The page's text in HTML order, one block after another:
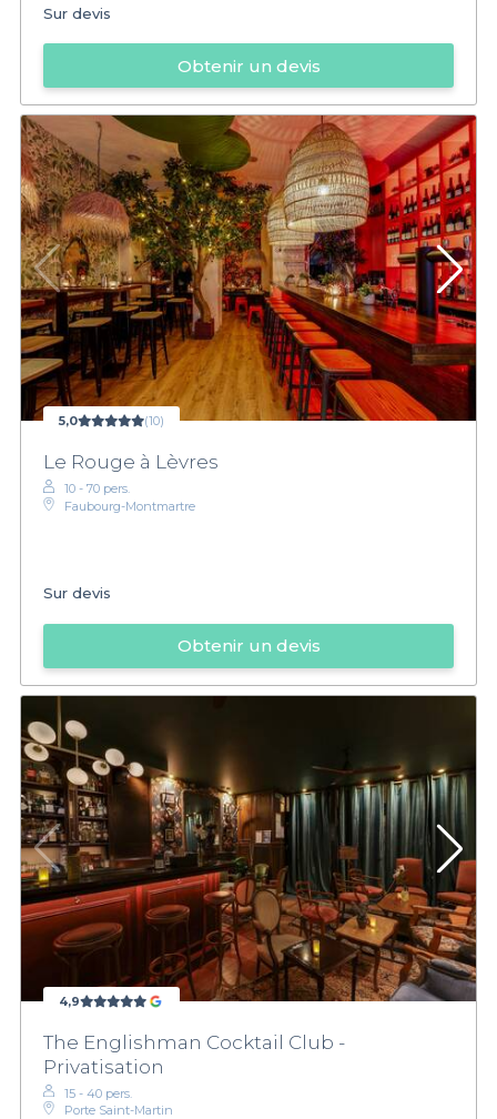
Sur devis
Obtenir un devis
5,0 (10)
Le Rouge à Lèvres
10 - 70 pers.
Faubourg-Montmartre
Sur devis
Obtenir un devis
4,9
The Englishman Cocktail Club -
Privatisation
15 - 40 pers.
Porte Saint-Martin